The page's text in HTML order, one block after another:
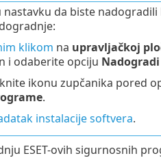
da biste
klikom na upravljačkoj
i odaberite opciju
ikonu zupčanika pored
.
instalacije softvera.
ESET-ovih sigurnosnih